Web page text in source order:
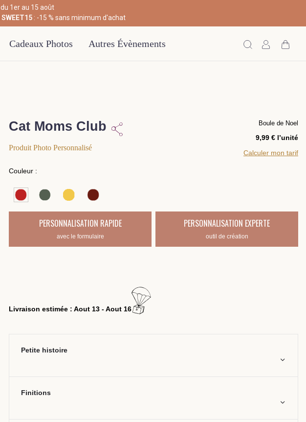
du 1er au 15 août
SWEET15 : -15 % sans minimum d'achat
Cadeaux Photos Autres Évènements
Cat Moms Club
Produit Photo Personnalisé
Boule de Noel
l’unité
Calculer mon tarif
Couleur :
PERSONNALISATION RAPIDE
avec le formulaire
PERSONNALISATION EXPERTE
outil de création
Livraison estimée : Aout 13 - Aout 16
Petite histoire
Finitions